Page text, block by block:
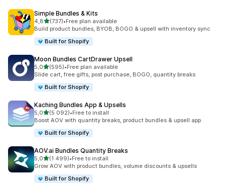
Simple Bundles & Kits
4,8av 5 stjerner
(737)
Totalt 737 omtaler
•Free plan available
Build product bundles, BYOB, BOGO & upsell with inventory sync
Built for Shopify
Moon Bundles CartDrawer Upsell
5,0av 5 stjerner
(595)
Totalt 595 omtaler
•Free plan available
Slide cart, free gifts, post purchase, BOGO, quantity breaks
Built for Shopify
Kaching Bundles App & Upsells
5,0av 5 stjerner
(5 092)
Totalt 5092 omtaler
•Free to install
Boost AOV with quantity breaks, product bundles & upsell app
Built for Shopify
AOV.ai Bundles Quantity Breaks
5,0av 5 stjerner
(1 499)
Totalt 1499 omtaler
•Free to install
Grow AOV with product bundles, volume discounts & upsells
Built for Shopify